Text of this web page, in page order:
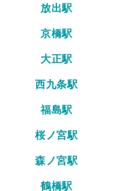
放出駅
京橋駅
大正駅
西九条駅
福島駅
桜ノ宮駅
森ノ宮駅
鶴橋駅